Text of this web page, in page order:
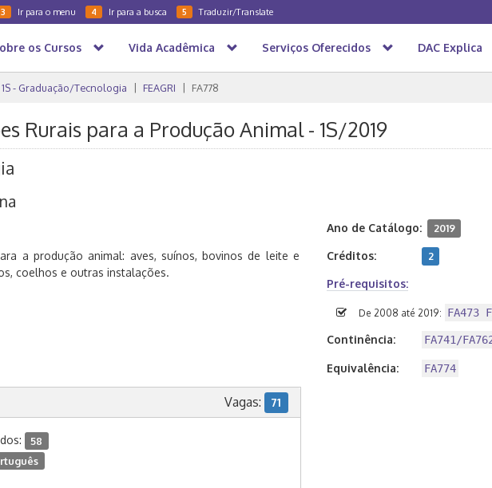
3 Ir para o menu 4 Ir para a busca 5 Traduzir/Translate
os Cursos Vida Acadêmica Serviços Oferecidos DAC Explica
1S - Graduação/Tecnologia FEAGRI FA778
Rurais para a Produção Animal - 1S/2019
a produção animal: aves, suínos, bovinos de leite e
coelhos e outras instalações.
Ano de Catálogo: 2019
Créditos: 2
Pré-requisitos:
De 2008 até 2019: FA473
Continência: FA741/
Equivalência: FA774
Vagas: 71
58